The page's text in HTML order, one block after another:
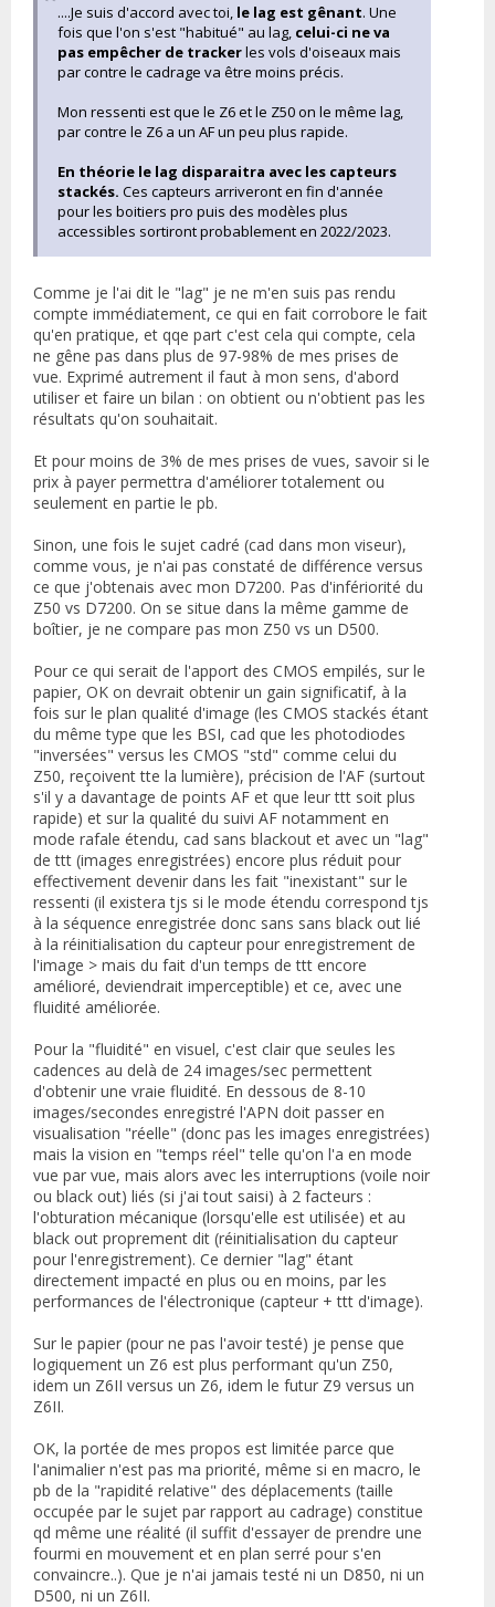
....Je suis d'accord avec toi, le lag est gênant. Une
fois que l'on s'est "habitué" au lag, celui-ci ne va
pas empêcher de trackerles vols d'oiseaux mais
par contre le cadrage va être moins précis.
Mon ressenti est que le Z6 et le Z50 on le même lag,
par contre le Z6 a un AF un peu plus rapide.
En théorie le lag disparaitra avec les capteurs
stackés. Ces capteurs arriveront en fin d'année
pour les boitiers pro puis des modèles plus
accessibles sortiront probablement en 2022/2023.
Comme je l'ai dit le "lag" je ne m'en suis pas rendu
compte immédiatement, ce qui en fait corrobore le fait
qu'en pratique, et qqe part c'est cela qui compte, cela
ne gêne pas dans plus de 97-98% de mes prises de
vue. Exprimé autrement il faut à mon sens, d'abord
utiliser et faire un bilan : on obtient ou n'obtient pas les
résultats qu'on souhaitait.
Et pour moins de 3% de mes prises de vues, savoir si le
prix à payer permettra d'améliorer totalement ou
seulement en partie le pb.
Sinon, une fois le sujet cadré (cad dans mon viseur),
comme vous, je n'ai pas constaté de différence versus
ce que j'obtenais avec mon D7200. Pas d'infériorité du
Z50 vs D7200. On se situe dans la même gamme de
boîtier, je ne compare pas mon Z50 vs un D500.
Pour ce qui serait de l'apport des CMOS empilés, sur le
papier, OK on devrait obtenir un gain significatif, à la
fois sur le plan qualité d'image (les CMOS stackés étant
du même type que les BSI, cad que les photodiodes
"inversées" versus les CMOS "std" comme celui du
Z50, reçoivent tte la lumière), précision de l'AF (surtout
s'il y a davantage de points AF et que leur ttt soit plus
rapide) et sur la qualité du suivi AF notamment en
mode rafale étendu, cad sans blackout et avec un "lag"
de ttt (images enregistrées) encore plus réduit pour
effectivement devenir dans les fait "inexistant" sur le
ressenti (il existera tjs si le mode étendu correspond tjs
à la séquence enregistrée donc sans sans black out lié
à la réinitialisation du capteur pour enregistrement de
l'image > mais du fait d'un temps de ttt encore
amélioré, deviendrait imperceptible) et ce, avec une
fluidité améliorée.
Pour la "fluidité" en visuel, c'est clair que seules les
cadences au delà de 24 images/sec permettent
d'obtenir une vraie fluidité. En dessous de 8-10
images/secondes enregistré l'APN doit passer en
visualisation "réelle" (donc pas les images enregistrées)
mais la vision en "temps réel" telle qu'on l'a en mode
vue par vue, mais alors avec les interruptions (voile noir
ou black out) liés (si j'ai tout saisi) à 2 facteurs :
l'obturation mécanique (lorsqu'elle est utilisée) et au
black out proprement dit (réinitialisation du capteur
pour l'enregistrement). Ce dernier "lag" étant
directement impacté en plus ou en moins, par les
performances de l'électronique (capteur + ttt d'image).
Sur le papier (pour ne pas l'avoir testé) je pense que
logiquement un Z6 est plus performant qu'un Z50,
idem un Z6II versus un Z6, idem le futur Z9 versus un
Z6II.
OK, la portée de mes propos est limitée parce que
l'animalier n'est pas ma priorité, même si en macro, le
pb de la "rapidité relative" des déplacements (taille
occupée par le sujet par rapport au cadrage) constitue
qd même une réalité (il suffit d'essayer de prendre une
fourmi en mouvement et en plan serré pour s'en
convaincre..). Que je n'ai jamais testé ni un D850, ni un
D500, ni un Z6II.